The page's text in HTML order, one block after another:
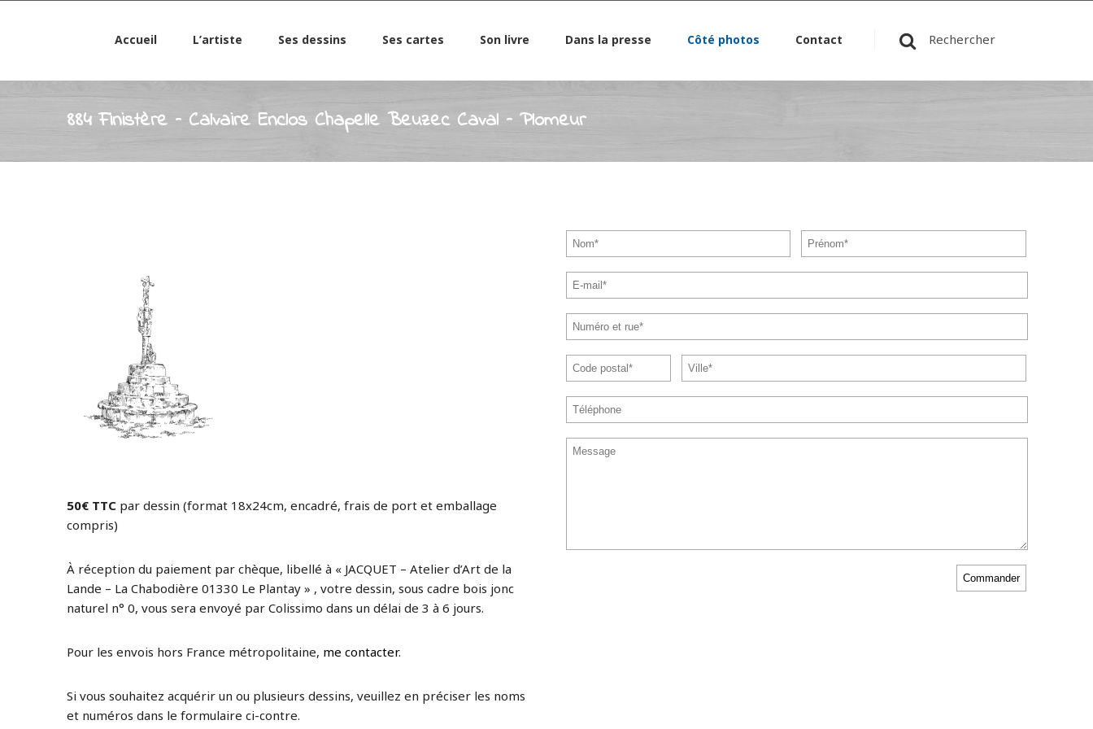
Accueil L’artiste Ses dessins Ses cartes Son livre Dans la presse Côté photos Contact Rechercher
884 Finistère – Calvaire Enclos Chapelle Beuzec Caval – Plomeur
50€ TTC par dessin (format 18x24cm, encadré, frais de port et emballage
compris)
À réception du paiement par chèque, libellé à « JACQUET – Atelier d’Art de la
Lande – La Chabodière 01330 Le Plantay » , votre dessin, sous cadre bois jonc
naturel n° 0, vous sera envoyé par Colissimo dans un délai de 3 à 6 jours.
Pour les envois hors France métropolitaine, me contacter.
Si vous souhaitez acquérir un ou plusieurs dessins, veuillez en préciser les noms
et numéros dans le formulaire ci-contre.